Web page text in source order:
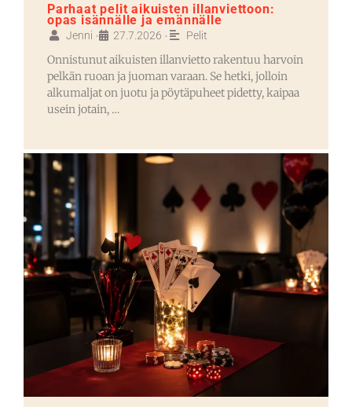
Parhaat pelit aikuisten illanviettoon:
opas isännälle ja emännälle
Jenni • 27.7.2026 • Pelit
Onnistunut aikuisten illanvietto rakentuu harvoin
pelkän ruoan ja juoman varaan. Se hetki, jolloin
alkumaljat on juotu ja pöytäpuheet pidetty, kaipaa
usein jotain, …